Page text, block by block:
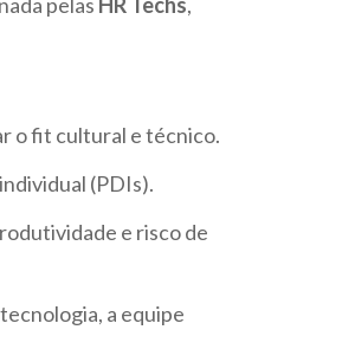
o fit cultural e técnico.
(PDIs).
e risco de
a equipe